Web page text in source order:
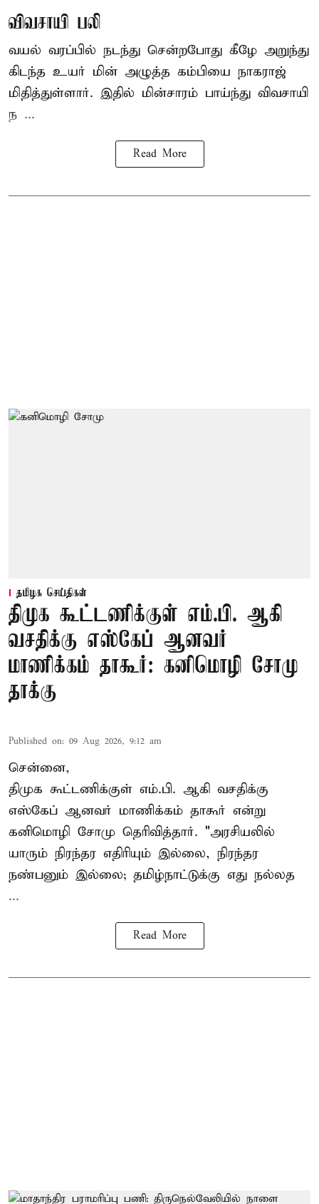
விவசாயி பலி
வயல் வரப்பில் நடந்து சென்றபோது கீழே அறுந்து
கிடந்த உயர் மின் அழுத்த கம்பியை நாகராஜ்
மிதித்துள்ளார். இதில் மின்சாரம் பாய்ந்து விவசாயி
ந ...
Read More
தமிழக செய்திகள்
திமுக கூட்டணிக்குள் எம்.பி. ஆகி
வசதிக்கு எஸ்கேப் ஆனவர்
மாணிக்கம் தாகூர்: கனிமொழி சோமு
தாக்கு
Published on: 09 Aug 2026, 9:12 am
சென்னை,
திமுக கூட்டணிக்குள் எம்.பி. ஆகி வசதிக்கு
எஸ்கேப் ஆனவர் மாணிக்கம் தாகூர் என்று
கனிமொழி சோமு தெரிவித்தார். "அரசியலில்
யாரும் நிரந்தர எதிரியும் இல்லை, நிரந்தர
நண்பனும் இல்லை; தமிழ்நாட்டுக்கு எது நல்லத
...
Read More